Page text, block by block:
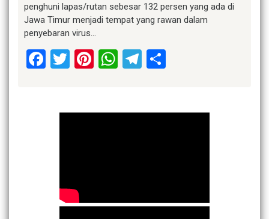
penghuni lapas/rutan sebesar 132 persen yang ada di
Jawa Timur menjadi tempat yang rawan dalam
penyebaran virus…
Facebook
Twitter
Pinterest
WhatsApp
Telegram